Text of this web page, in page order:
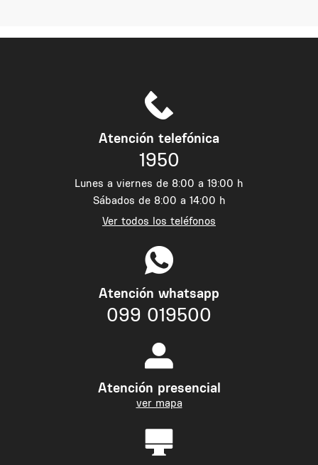
Atención telefónica
1950
Lunes a viernes de 8:00 a 19:00 h
Sábados de 8:00 a 14:00 h
Ver todos los teléfonos
Atención whatsapp
099 019500
Atención presencial
ver mapa